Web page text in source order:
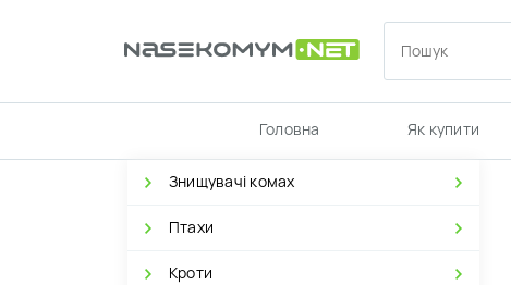
Головна Як купити
Знищувачі комах
Птахи
Кроти